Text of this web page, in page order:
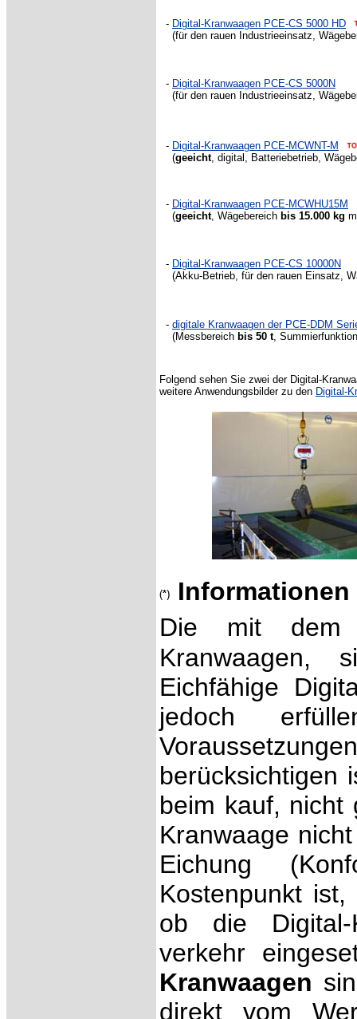
- Digital-Kranwaagen PCE-CS 5000 HD
(für den rauen Industrieeinsatz,
- Digital-Kranwaagen PCE-CS 5000N
(für den rauen Industrieeinsatz,
- Digital-Kranwaagen PCE-MCWNT-M
(geeicht, digital, Batteriebetrieb,
- Digital-Kranwaagen PCE-MCWHU15M
(geeicht, Wägebereich bis 15.000 kg
- Digital-Kranwaagen PCE-CS 10000N
(Akku-Betrieb, für den rauen Einsatz,
- digitale Kranwaagen der PCE-DDM
(Messbereich bis 50 t,
Folgend sehen Sie zwei der Digital-
weitere Anwendungsbilder zu den Digital-
Die mit
Kranwaagen,
Eichfähige
jedoch
berücksichtigen
beim kauf, nicht
Kranwaage
Eichung
Kostenpunkt
ob die Digital-
verkehr
Kranwaagen
direkt vom